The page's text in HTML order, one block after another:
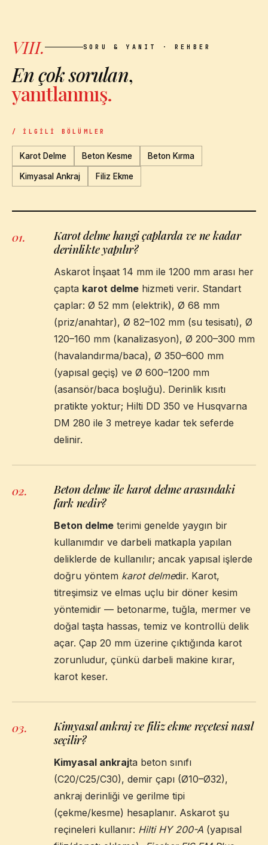
VIII. SORU & YANIT · REHBER
En çok sorulan,
yanıtlanmış.
/ İLGILI BÖLÜMLER
Karot Delme Beton Kesme Beton Kırma
Kimyasal Ankraj Filiz Ekme
01.
Karot delme hangi çaplarda ve ne kadar
derinlikte yapılır?
Askarot İnşaat 14 mm ile 1200 mm arası her
çapta karot delme hizmeti verir. Standart
çaplar: Ø 52 mm (elektrik), Ø 68 mm
(priz/anahtar), Ø 82–102 mm (su tesisatı), Ø
120–160 mm (kanalizasyon), Ø 200–300 mm
(havalandırma/baca), Ø 350–600 mm
(yapısal geçiş) ve Ø 600–1200 mm
(asansör/baca boşluğu). Derinlik kısıtı
pratikte yoktur; Hilti DD 350 ve Husqvarna
DM 280 ile 3 metreye kadar tek seferde
delinir.
02.
Beton delme ile karot delme arasındaki
fark nedir?
Beton delme terimi genelde yaygın bir
kullanımdır ve darbeli matkapla yapılan
deliklerde de kullanılır; ancak yapısal işlerde
doğru yöntem karot delmedir. Karot,
titreşimsiz ve elmas uçlu bir döner kesim
yöntemidir — betonarme, tuğla, mermer ve
doğal taşta hassas, temiz ve kontrollü delik
açar. Çap 20 mm üzerine çıktığında karot
zorunludur, çünkü darbeli makine kırar,
karot keser.
03.
Kimyasal ankraj ve filiz ekme reçetesi nasıl
seçilir?
Kimyasal ankrajta beton sınıfı
(C20/C25/C30), demir çapı (Ø10–Ø32),
ankraj derinliği ve gerilme tipi
(çekme/kesme) hesaplanır. Askarot şu
reçineleri kullanır: Hilti HY 200-A (yapısal